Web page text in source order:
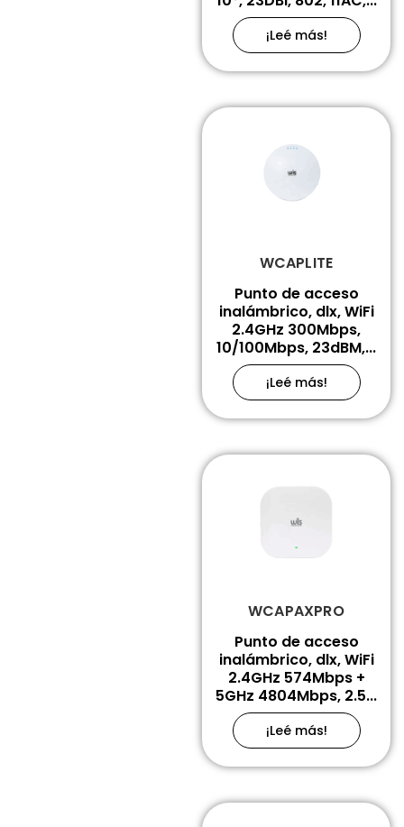
¡Leé más!
WCAPLITE
Punto de acceso
inalámbrico, dlx, WiFi
2.4GHz 300Mbps,
10/100Mbps, 23dBM,...
¡Leé más!
WCAPAXPRO
Punto de acceso
inalámbrico, dlx, WiFi
2.4GHz 574Mbps +
5GHz 4804Mbps, 2.5...
¡Leé más!